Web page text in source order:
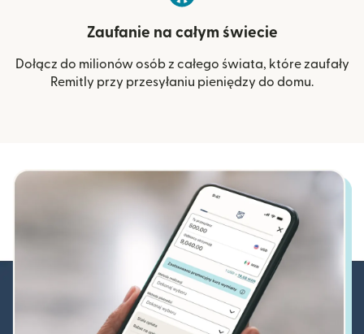
Zaufanie na całym świecie
Dołącz do milionów osób z całego świata, które zaufały
Remitly przy przesyłaniu pieniędzy do domu.